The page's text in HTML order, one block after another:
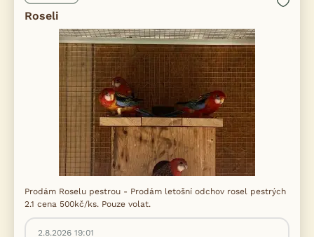
Roseli
Prodám Roselu pestrou - Prodám letošní odchov rosel pestrých
2.1 cena 500kč/ks. Pouze volat.
2.8.2026 19:01